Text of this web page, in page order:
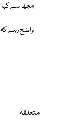
مجھ سے کہا
واضح رہے
متعلقہ